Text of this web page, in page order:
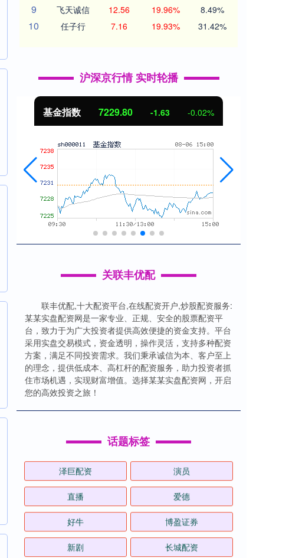
9 飞天诚信 12.56 19.96% 8.49%
10 任子行 7.16 19.93% 31.42%
沪深京行情 实时轮播
基金指数 7229.80 -1.63 -0.02%
关联丰优配
联丰优配,十大配资平台,在线配资开户,炒股配资服务:
某某实盘配资网是一家专业、正规、安全的股票配资平
台，致力于为广大投资者提供高效便捷的资金支持。平台
采用实盘交易模式，资金透明，操作灵活，支持多种配资
方案，满足不同投资需求。我们秉承诚信为本、客户至上
的理念，提供低成本、高杠杆的配资服务，助力投资者抓
住市场机遇，实现财富增值。选择某某实盘配资网，开启
您的高效投资之旅！
话题标签
泽巨配资 演员
直播 爱德
好牛 博盈证券
新剧 长城配资